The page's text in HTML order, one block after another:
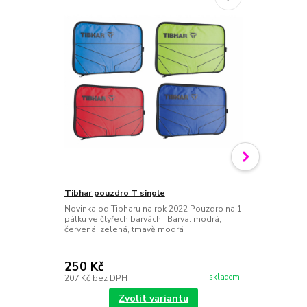
Tibhar pouzdro T single
Novinka od Tibharu na rok 2022 Pouzdro na 1
pálku ve čtyřech barvách. Barva: modrá,
červená, zelená, tmavě modrá
250 Kč
207 Kč bez DPH skladem
Zvolit variantu